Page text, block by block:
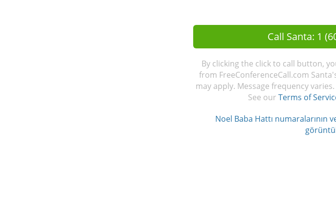
Call Santa: 1
By clicking the click to call button,
from FreeConferenceCall.com
may apply. Message frequency
See our Terms of
Noel Baba Hattı numaralarının